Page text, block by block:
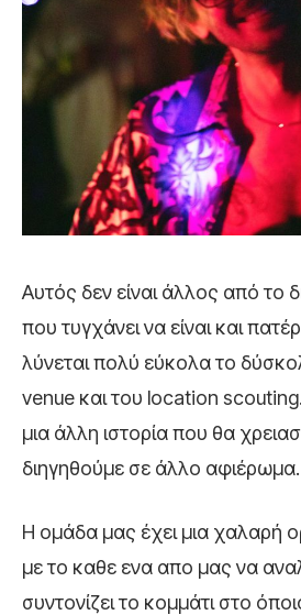
Αυτός δεν είναι άλλος από το
που τυγχάνει να είναι και
λύνεται πολύ εύκολα το
venue και του location
μια άλλη ιστορία που θα
διηγηθούμε σε άλλο αφιέρωμα.
Η ομάδα μας έχει μια χαλαρή
με το καθε ενα απο μας να
συντονίζει το κομμάτι στο